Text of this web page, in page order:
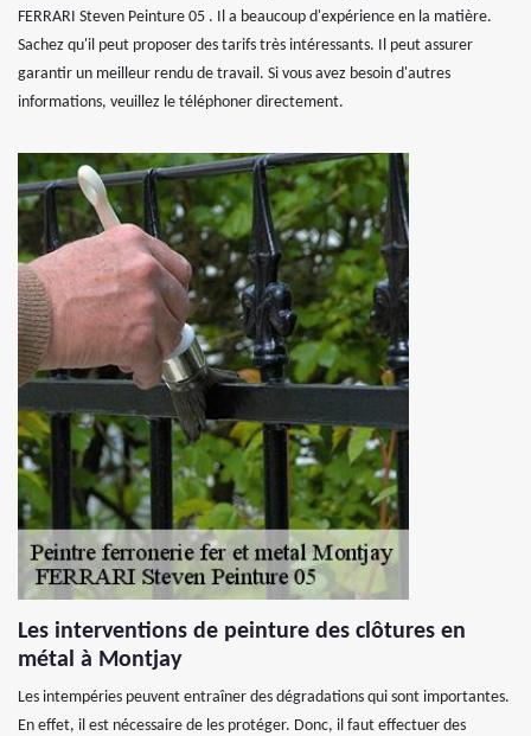
FERRARI Steven Peinture 05 . Il a beaucoup d'expérience en la matière.
Sachez qu'il peut proposer des tarifs très intéressants. Il peut assurer
garantir un meilleur rendu de travail. Si vous avez besoin d'autres
informations, veuillez le téléphoner directement.
Les interventions de peinture des clôtures en
métal à Montjay
Les intempéries peuvent entraîner des dégradations qui sont importantes.
En effet, il est nécessaire de les protéger. Donc, il faut effectuer des